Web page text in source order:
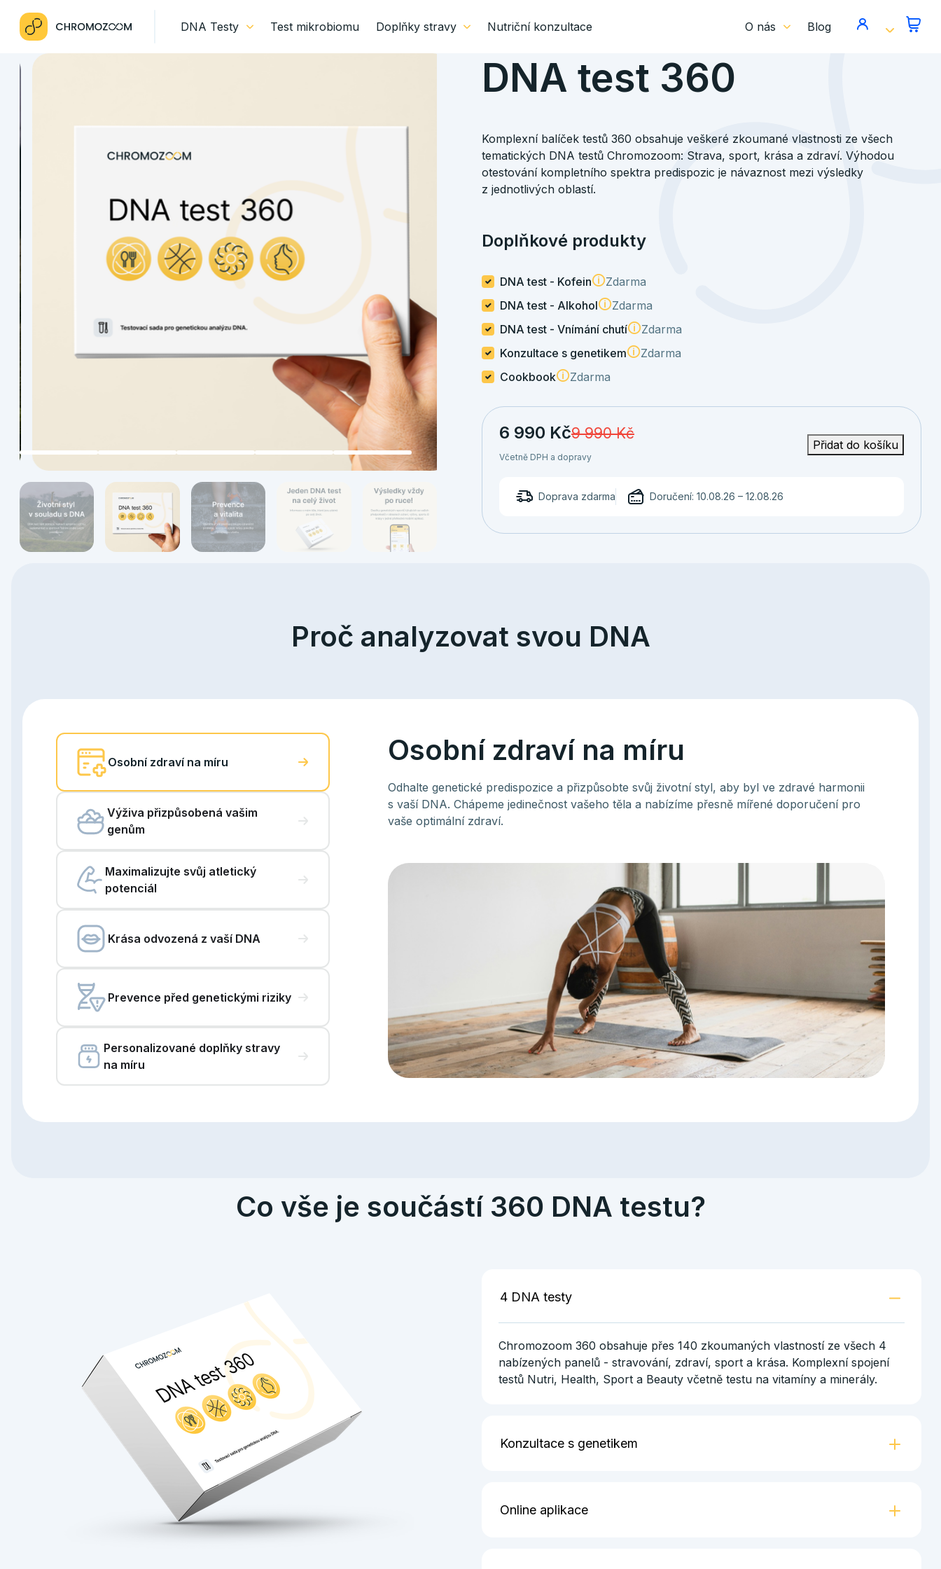
DNA Testy Test mikrobiomu Doplňky stravy Nutriční konzultace O nás Blog
DNA test 360
Komplexní balíček testů 360 obsahuje veškeré zkoumané vlastnosti ze všech
tematických DNA testů Chromozoom: Strava, sport, krása a zdraví. Výhodou
otestování kompletního spektra predispozic je návaznost mezi výsledky
z jednotlivých oblastí.
Doplňkové produkty
DNA test - Kofein
Zdarma
DNA test - Alkohol
Zdarma
DNA test - Vnímání chutí
Zdarma
Konzultace s genetikem
Zdarma
Cookbook
Zdarma
6 990 Kč9 990Kč
Včetně DPH a dopravy
Přidat do košíku
Doprava zdarma Doručení: 10.08.26 – 12.08.26
Proč analyzovat svou DNA
Osobní zdraví na míru
Výživa přizpůsobená vašim
genům
Maximalizujte svůj atletický
potenciál
Krása odvozená z vaší DNA
Prevence před genetickými riziky
Personalizované doplňky stravy
na míru
Osobní zdraví na míru
Odhalte genetické predispozice a přizpůsobte svůj životní styl, aby byl ve zdravé harmonii
s vaší DNA. Chápeme jedinečnost vašeho těla a nabízíme přesně mířené doporučení pro
vaše optimální zdraví.
Co vše je součástí 360 DNA testu?
4 DNA testy
Chromozoom 360 obsahuje přes 140 zkoumaných vlastností ze všech 4
nabízených panelů - stravování, zdraví, sport a krása. Komplexní spojení
testů Nutri, Health, Sport a Beauty včetně testu na vitamíny a minerály.
Konzultace s genetikem
Chromozoom 360 je 30minutový online rozhovor s jedním z našich
Online aplikace